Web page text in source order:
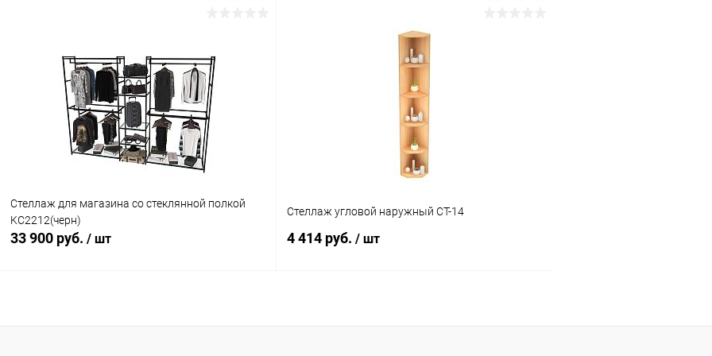
Купить в 1 клик Сравнение
В избранное В наличии
В корзину
Стеллаж для магазина со стеклянной полкой
KC2212(черн)
33 900 руб. / шт
Стеллаж угловой наружный СТ-14
4 414 руб. / шт